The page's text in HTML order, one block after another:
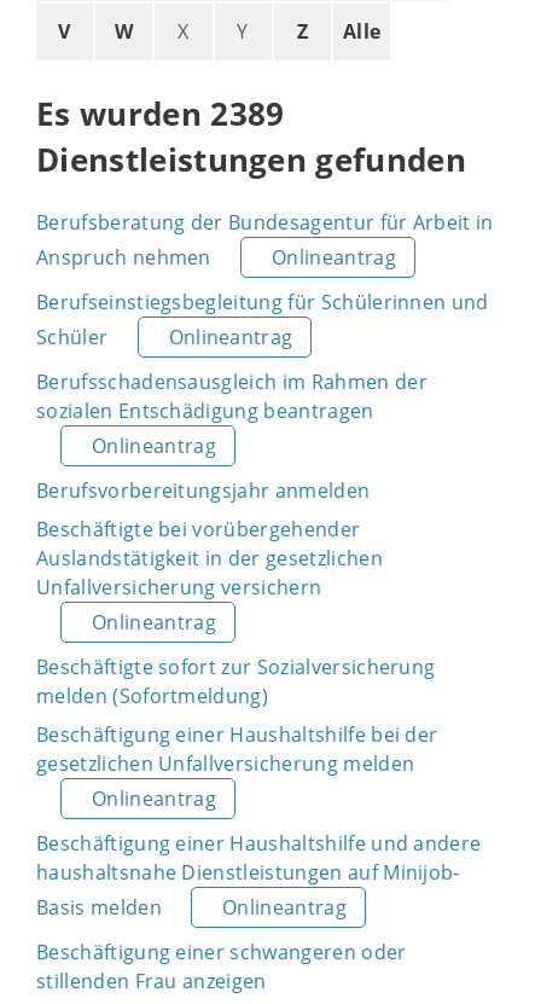
V W X Y Z Alle
Es wurden 2389
Dienstleistungen gefunden
Berufsberatung der Bundesagentur für Arbeit in
Anspruch nehmen
Onlineantrag
Berufseinstiegsbegleitung für Schülerinnen und
Schüler
Onlineantrag
Berufsschadensausgleich im Rahmen der
sozialen Entschädigung beantragen
Onlineantrag
Berufsvorbereitungsjahr anmelden
Beschäftigte bei vorübergehender
Auslandstätigkeit in der gesetzlichen
Unfallversicherung versichern
Onlineantrag
Beschäftigte sofort zur Sozialversicherung
melden (Sofortmeldung)
Beschäftigung einer Haushaltshilfe bei der
gesetzlichen Unfallversicherung melden
Onlineantrag
Beschäftigung einer Haushaltshilfe und andere
haushaltsnahe Dienstleistungen auf Minijob-
Basis melden
Onlineantrag
Beschäftigung einer schwangeren oder
stillenden Frau anzeigen